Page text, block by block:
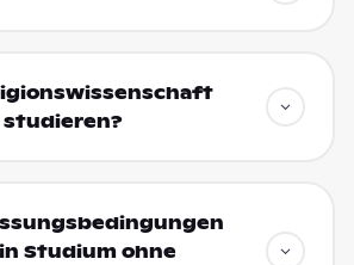
Studium ohne